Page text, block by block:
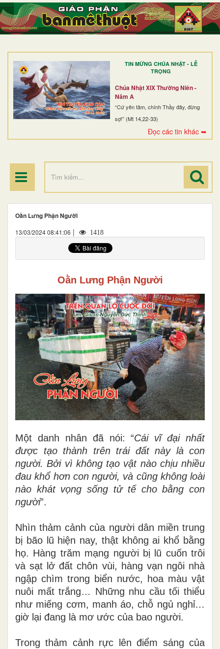
TIN MỪNG CHÚA NHẬT - LỄ
TRỌNG
Chúa Nhật XIX Thường Niên -
Năm A
“Cứ yên tâm, chính Thầy đây, đừng
sợ!” (Mt 14,22-33)
Đọc các tin khác ➥
TRANG NHẤT
GIỚI THIỆU
DÒNG TU
BAN MỤC VỤ
ĐOÀN THỂ CG
Oằn Lưng Phận Người
13/03/2024 08:41:06 | 1418
Oằn Lưng Phận Người
Một danh nhân đã nói: “Cái vĩ đại nhất
được tạo thành trên trái đất này là con
người. Bởi vì không tạo vật nào chịu nhiều
đau khổ hơn con người, và cũng không loài
nào khát vọng sống tử tế cho bằng con
người”.
Nhìn thảm cảnh của người dân miền trung
bị bão lũ hiện nay, thật không ai khổ bằng
họ. Hàng trăm mạng người bị lũ cuốn trôi
và sạt lở đất chôn vùi, hàng vạn ngôi nhà
ngập chìm trong biển nước, hoa màu vật
nuôi mất trắng… Những nhu cầu tối thiểu
như miếng cơm, manh áo, chỗ ngủ nghỉ…
giờ lại đang là mơ ước của bao người.
Trong thảm cảnh rực lên điểm sáng của